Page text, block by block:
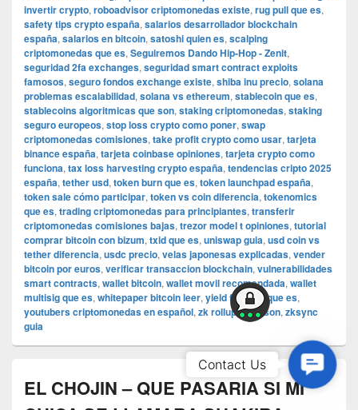
invertir crypto, roboadvisor criptomonedas existe, rug pull que es,
safety tips crypto españa, salarios desarrollador blockchain
españa, salarios en bitcoin, satoshi quien es, scalping
criptomonedas que es, Seguiremos Dando Hip-Hop - Zenit,
seguridad 2fa exchanges, seguridad smart contract exploits
famosos, seguro fondos exchange existe, shiba inu precio, solana
problemas escalabilidad, solana vs ethereum, stablecoin que es,
stablecoins algoritmicas que son, staking criptomonedas, staking
seguro europeos, stop loss crypto como poner, swap
criptomonedas comisiones, take profit crypto como usar, tarjeta
binance españa, tarjeta coinbase opiniones, tarjeta crypto como
funciona, tax loss harvesting crypto españa, tendencias cripto 2025
españa, tether usd, token burn que es, token launchpad españa,
token sale cómo participar, token vs coin diferencia, tokenomics
que es, trading criptomonedas para principiantes, transferir
criptomonedas comisiones bajas, trezor model t opiniones, tutorial
comprar bitcoin con bizum, txid que es, uniswap guia, usd coin vs
tether diferencia, usdc precio, velas japonesas explicadas, vender
bitcoin por euros, verificar transaccion blockchain, vulnerabilidades
smart contracts, wallet bitcoin, wallet movil recomendada, wallet
multisig que es, whitepaper bitcoin leer, yield farming que es,
youtubers criptomonedas en español, zk rollups que son, zksync
guia
EL CHOJIN – QUE PASARIA SI MI
Us
Contact Us